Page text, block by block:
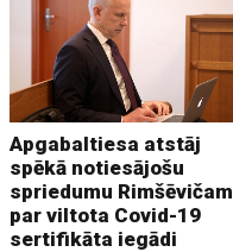
Apgabaltiesa atstāj
spēkā notiesājošu
spriedumu Rimšēvičam
par viltota Covid-19
sertifikāta iegādi